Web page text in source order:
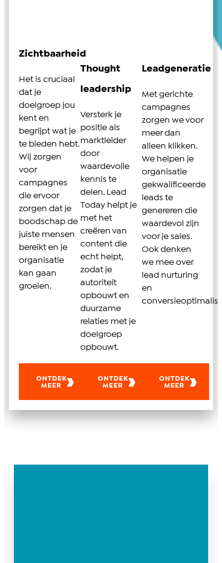
Zichtbaarheid
Het is cruciaal
dat je
doelgroep jou
kent en
begrijpt wat je
te bieden hebt.
Wij zorgen
voor
campagnes
die ervoor
zorgen dat je
boodschap de
juiste mensen
bereikt en je
organisatie
kan gaan
groeien.
ONTDEK
MEER
Thought
leadership
Versterk je
positie als
marktleider
door
waardevolle
kennis te
delen. Lead
Today helpt je
met het
creëren van
content die
echt helpt,
zodat je
autoriteit
opbouwt en
duurzame
relaties met je
doelgroep
opbouwt.
ONTDEK
MEER
Leadgeneratie
Met gerichte
campagnes
zorgen we voor
meer dan
alleen klikken.
We helpen je
organisatie
gekwalificeerde
leads te
genereren die
waardevol zijn
voor je sales.
Ook denken
we mee over
lead nurturing
en
ONTDEK
MEER